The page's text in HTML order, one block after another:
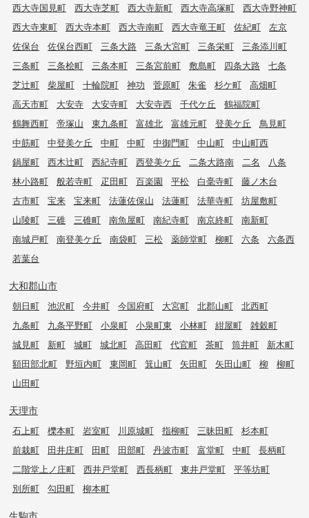
西大寺国見町
西大寺芝町 西大寺新町 西大寺高塚町
西大寺野神町
西大寺東町
西大寺本町 西大寺南町 西大寺竜王町 佐紀町
左京
佐保台
佐保台西町 三条大路 三条大宮町 三条栄町
三条添川町
三条町
三条桧町 三条本町 三条宮前町 敷島町 四条大路
七条
芝辻町
柴屋町 十輪院町 神功 菅原町 朱雀 杉ケ町
高畑町
高天市町
大安寺 大安寺町 大安寺西 千代ケ丘
鶴福院町
鶴舞西町
帝塚山 東九条町 富雄北 富雄元町 登美ケ丘
鳥見町
中筋町
中登美ケ丘 中町 中町 中御門町 中山町
中山町西
鍋屋町
西木辻町 西紀寺町 西登美ケ丘 二条大路南 二名
八条
林小路町
般若寺町 疋田町 百楽園 平松 白毫寺町
藤ノ木台
古市町
宝来 宝来町 法蓮佐保山 法蓮町 法華寺町
坊屋敷町
山陵町
三碓 三碓町 南魚屋町 南紀寺町 南京終町
南新町
南城戸町
南登美ケ丘 南袋町 三松 薬師堂町 柳町 六条
六条西
若葉台
大和郡山市
朝日町 池沢町 今井町 今国府町 大宮町 北郡山町
北西町
九条町
九条平野町 小泉町 小泉町東 小林町 紺屋町
雑穀町
城見町
新町 城町 城北町 高田町 代官町 茶町 筒井町
新木町
額田部北町
野垣内町 東岡町 箕山町 矢田町 矢田山町 柳
柳町
山田町
天理市
石上町 櫟本町 岩室町 川原城町 指柳町 三昧田町
杉本町
前栽町
田井庄町 田町 田部町 丹波市町 富堂町 中町
長柄町
二階堂上ノ庄町
西井戸堂町 西長柄町 東井戸堂町
平等坊町
別所町
勾田町 柳本町
生駒市